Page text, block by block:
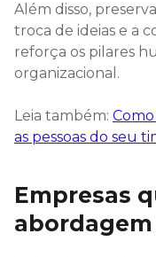
Além disso,
troca de ideias e a
reforça os pilares
organizacional.
Leia também:
as pessoas do seu
Empresas
abordagem